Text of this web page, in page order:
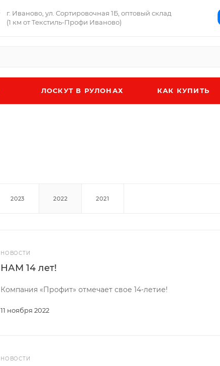
г. Иваново, ул. Сортировочная 1Б, оптовый склад
(1 км от Текстиль-Профи Иваново)
ЛОСКУТ В РУЛОНАХ КАК КУПИТЬ
2023 2022 2021
НОВОСТИ
11 ноября 2022
НАМ 14 лет!
Компания «Профит» отмечает свое 14-летие!
НОВОСТИ